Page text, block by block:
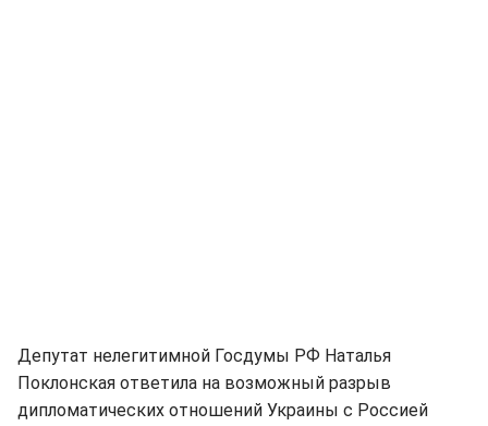
Депутат нелегитимной Госдумы РФ Наталья
Поклонская ответила на возможный разрыв
дипломатических отношений Украины с Россией